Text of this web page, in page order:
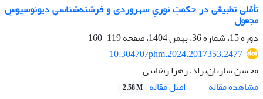
تأمّلی تطبیقی در حکمتِ نوریِ سهروردی و فرشته‌شناسیِ دیونوسیوسِ
مجعول
دوره 15، شماره 36، بهمن 1404، صفحه
119-160
10.30470/phm.2024.2017353.2477
محسن ساربان‌نژاد، زهرا رضایتی
مشاهده مقاله
اصل مقاله 2.58 M